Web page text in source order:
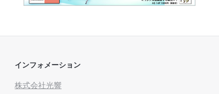
インフォメーション
株式会社光響